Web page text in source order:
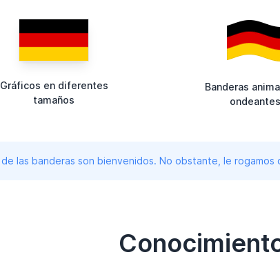
Gráficos en diferentes
tamaños
Banderas
ondeantes
las banderas son bienvenidos. No obstante, le